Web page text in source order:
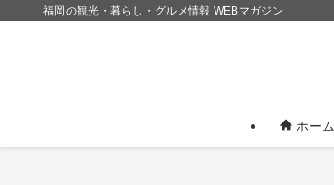
福岡の観光・暮らし・グルメ情報 WEBマガジン
ホーム